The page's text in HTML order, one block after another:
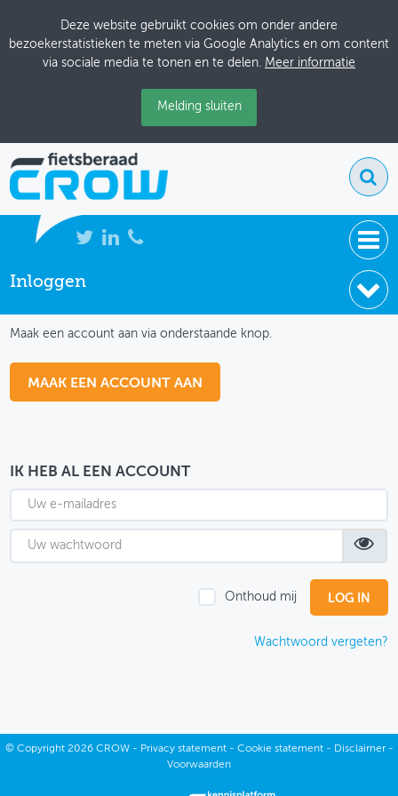
Deze website gebruikt cookies om onder andere
bezoekerstatistieken te meten via Google Analytics en om content
via sociale media te tonen en te delen. Meer informatie
Melding sluiten
NIEUWS
THEMASITES
MIJN PROFIEL
GEBRUIKER
Inloggen
Maak een account aan via onderstaande knop.
MAAK EEN ACCOUNT AAN
IK HEB AL EEN ACCOUNT
Onthoud mij
Wachtwoord vergeten?
© Copyright2026 CROW - Privacy statement- Cookie statement- Disclaimer-
Voorwaarden